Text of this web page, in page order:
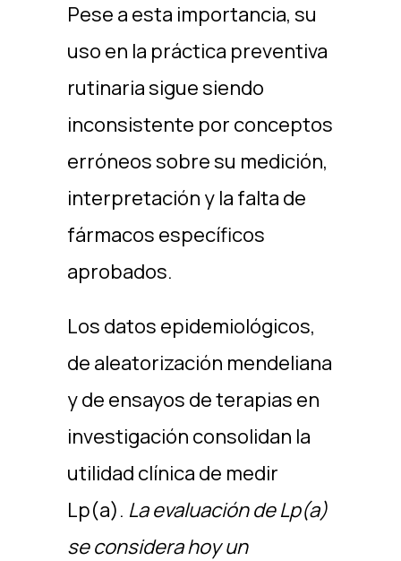
Pese a esta importancia, su
uso en la práctica preventiva
rutinaria sigue siendo
inconsistente por conceptos
erróneos sobre su medición,
interpretación y la falta de
fármacos específicos
aprobados. ​
Los datos epidemiológicos,
de aleatorización mendeliana
y de ensayos de terapias en
investigación consolidan la
utilidad clínica de medir
Lp(a). La evaluación de Lp(a)
se considera hoy un